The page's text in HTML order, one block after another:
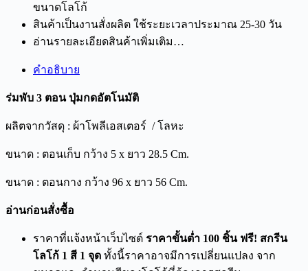
ขนาดโลโก้
สินค้าเป็นงานสั่งผลิต ใช้ระยะเวลาประมาณ 25-30 วัน
อ่านรายละเอียดสินค้าเพิ่มเติม…
คำอธิบาย
ร่มพับ 3 ตอน ปุ่มกดอัตโนมัติ
ผลิตจากวัสดุ : ผ้าโพลีเอสเตอร์ / โลหะ
ขนาด : ตอนเก็บ กว้าง 5 x ยาว 28.5 Cm.
ขนาด : ตอนกาง กว้าง 96 x ยาว 56 Cm.
อ่านก่อนสั่งซื้อ
ราคาที่แจ้งหน้าเว็บไซต์ ราคาขั้นต่ำ 100 ชิ้น ฟรี! สกรีน
โลโก้ 1 สี 1 จุด ทั้งนี้ราคาอาจมีการเปลี่ยนแปลง จาก